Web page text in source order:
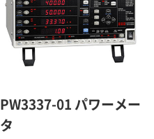
45％（割引率55％）
PW3337-01 パワーメー
タ